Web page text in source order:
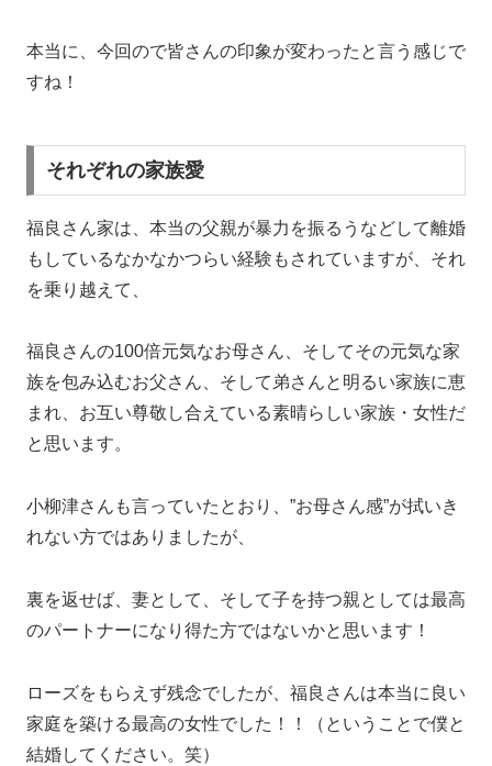
本当に、今回ので皆さんの印象が変わったと言う感じで
すね！
それぞれの家族愛
福良さん家は、本当の父親が暴力を振るうなどして離婚
もしているなかなかつらい経験もされていますが、それ
を乗り越えて、
福良さんの100倍元気なお母さん、そしてその元気な家
族を包み込むお父さん、そして弟さんと明るい家族に恵
まれ、お互い尊敬し合えている素晴らしい家族・女性だ
と思います。
小柳津さんも言っていたとおり、”お母さん感”が拭いき
れない方ではありましたが、
裏を返せば、妻として、そして子を持つ親としては最高
のパートナーになり得た方ではないかと思います！
ローズをもらえず残念でしたが、福良さんは本当に良い
家庭を築ける最高の女性でした！！（ということで僕と
結婚してください。笑）